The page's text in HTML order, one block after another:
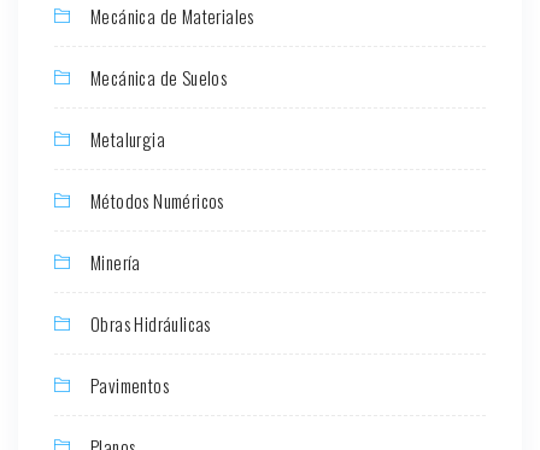
Mecánica de Materiales
Mecánica de Suelos
Metalurgia
Métodos Numéricos
Minería
Obras Hidráulicas
Pavimentos